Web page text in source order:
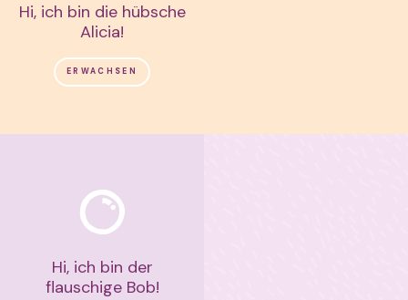
Hi, ich bin die hübsche
Alicia!
ERWACHSEN
Hi, ich bin der
flauschige Bob!